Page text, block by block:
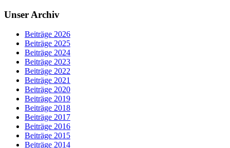
Unser Archiv
Beiträge 2026
Beiträge 2025
Beiträge 2024
Beiträge 2023
Beiträge 2022
Beiträge 2021
Beiträge 2020
Beiträge 2019
Beiträge 2018
Beiträge 2017
Beiträge 2016
Beiträge 2015
Beiträge 2014